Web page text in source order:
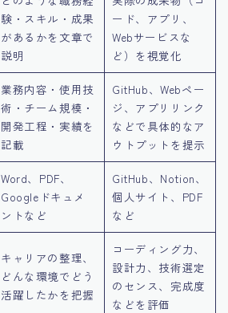
験・スキル・成果
があるかを文章で
説明
ード、アプリ、
Webサービスな
ど）を視覚化
業務内容・使用技
術・チーム規模・
開発工程・実績を
記載
GitHub、Webペー
ジ、アプリリンク
などで具体的なア
ウトプットを提示
Word、PDF、
Googleドキュメ
ントなど
GitHub、Notion、
個人サイト、PDF
など
キャリアの整理、
どんな環境でどう
活躍したかを把握
コーディング力、
設計力、技術選定
のセンス、完成度
などを評価